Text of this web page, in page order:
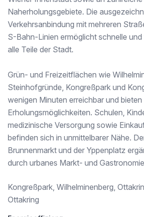
E-Ladestationen für PKW sowie der bewusste Einsatz langlebiger und umweltfreundlicher Bauprodukte unterstreichen den zukunftsorientierten Anspruch des Projekts. Die angestrebte Zertifizierung nach ÖGNI/
Optional kann ein Stellplatz in der hauseigenen Tiefgarage um € 110,–
- Derzeitiger Meldezettel
- Letzten 3 Lohnzettel/Arbeitsvertrag/letzter
- Aufenthaltstitel bei
Bezüglich Einkommensnachweis: Es darf nicht mehr als 40% des monatlichen Nettoeinkommens aller Mieter zusammen für die Miete ausgegeben werden. Sollte die Bonität
Wir weisen darauf hin, dass zwischen dem Vermittler und dem zu vermittelnden Dritten ein familiäres
Infrastruktur / Entfernungen
Arzt <250m
Apotheke <250m
Klinik <1.000m
Naherholungsgebiete. Die
Verkehrsanbindung mit mehreren
S-Bahn-Linien ermöglicht schnelle
alle Teile der Stadt.
Grün- und Freizeitflächen wie
Steinhofgründe, Kongreßpark und
wenigen Minuten erreichbar und
Erholungsmöglichkeiten. Schulen,
medizinische Versorgung sowie
befinden sich in unmittelbarer Nähe.
Brunnenmarkt und der Yppenplatz
durch urbanes Markt- und
Kongreßpark, Wilhelminenberg,
Ottakring